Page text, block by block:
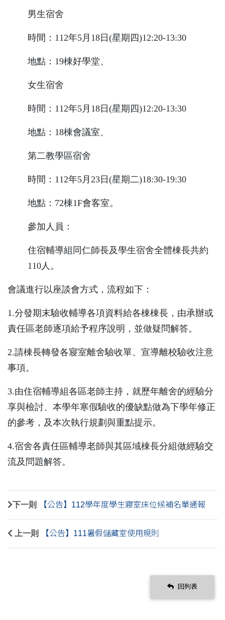
男生宿舍
時間： 112年5 月 18日(星期四)12:20-13:30
地點： 19棟好學堂、
女生宿舍
時間： 112年5 月 18日(星期四)12:20-13:30
地點： 18棟會議室、
第二教學區宿舍
時間： 112年5 月 23日(星期二)18:30-19:30
地點： 72棟1F會客室。
參加人員：
住宿輔導組同仁師長及學生宿舍全體棟長共約
110 人。
會議進行以座談會方式，流程如下：
1.分發期末驗收輔導各項資料給各棟棟長，由承辦或
責任區老師逐項給予程序說明，並做疑問解答。
2.請棟長轉發各寢室離舍驗收單、宣導離校驗收注意
事項。
3.由住宿輔導組各區老師主持，就歷年離舍的經驗分
享與檢討、本學年寒假驗收的優缺點做為下學年修正
的參考，及本次執行規劃與重點提示。
4.宿舍各責任區輔導老師與其區域棟長分組做經驗交
流及問題解答。
下一則 【公告】112學年度學生寢室床位候補名單通報
上一則 【公告】111暑假儲藏室使用規則
回列表